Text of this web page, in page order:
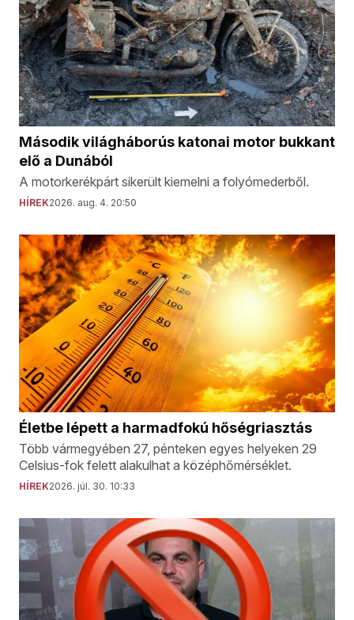
Második világháborús katonai motor bukkant
elő a Dunából
A motorkerékpárt sikerült kiemelni a folyómederből.
HÍREK2026. aug. 4. 20:50
Életbe lépett a harmadfokú hőségriasztás
Több vármegyében 27, pénteken egyes helyeken 29
Celsius-fok felett alakulhat a középhőmérséklet.
HÍREK2026. júl. 30. 10:33